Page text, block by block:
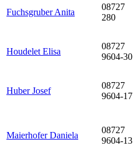
Fuchsgruber Anita
08727
280
Houdelet Elisa
08727
9604-30
Huber Josef
08727
9604-17
Maierhofer Daniela
08727
9604-13